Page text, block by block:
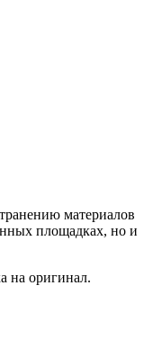
материалов
площадках, но и
на оригинал.